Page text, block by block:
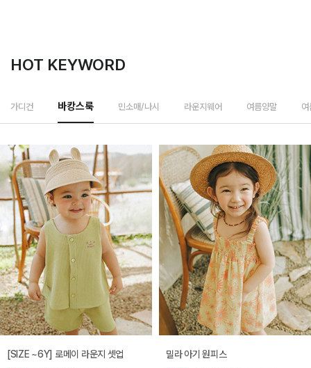
HOT KEYWORD
가디건 바캉스룩 민소매/나시 라운지웨어 여름양말
엘리오 아기 블라우스 엘로디 니트 아기 뷔스티에